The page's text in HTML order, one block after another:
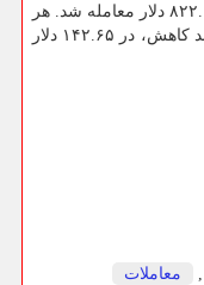
تحویل فوری ۰.۵ درصد كاهش پیدا كرد و ۸۲۲.۱۰ دلار معامله شد. هر
اونس پالادیوم برای تحویل فوری با ۰.۶ درصد كاهش، در ۱۴۲.۶۵ دلار
, معاملات